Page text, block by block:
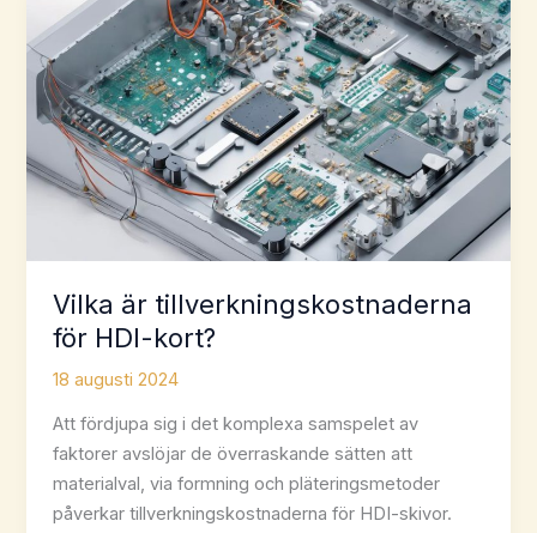
minska
tillverkningskostnaderna
Vilka är tillverkningskostnaderna
för HDI-kort?
18 augusti 2024
Att fördjupa sig i det komplexa samspelet av
faktorer avslöjar de överraskande sätten att
materialval, via formning och pläteringsmetoder
påverkar tillverkningskostnaderna för HDI-skivor.